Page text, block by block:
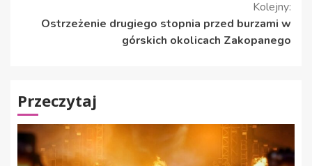
Kolejny:
Ostrzeżenie drugiego stopnia przed burzami w
górskich okolicach Zakopanego
Przeczytaj